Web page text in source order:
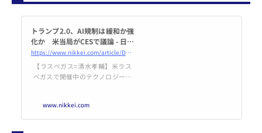
トランプ2.0、AI規制は緩和か強
化か 米当局がCESで議論 - 日本
経済新聞
https://www.nikkei.com/article/DGXZQOGN102WL0Q5A110C2000000/
【ラスベガス=清水孝輔】米ラス
ベガスで開催中のテクノロジー見
にしたセッションが開かれた。ト
ランプ次期米大統領が所属する共
www.nikkei.com